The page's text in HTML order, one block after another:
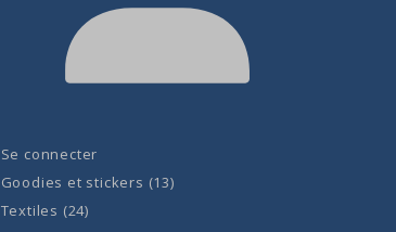
Se connecter
Goodies et stickers
13
Textiles
24